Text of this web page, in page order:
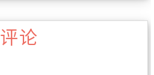
评论